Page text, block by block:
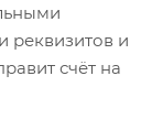
реквизитов и
счёт на